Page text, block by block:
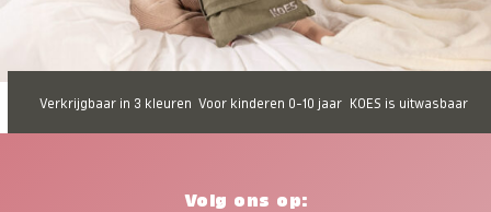
Verkrijgbaar in 3 kleuren Voor kinderen 0-10 jaar KOES is uitwasbaar
Volg ons op: